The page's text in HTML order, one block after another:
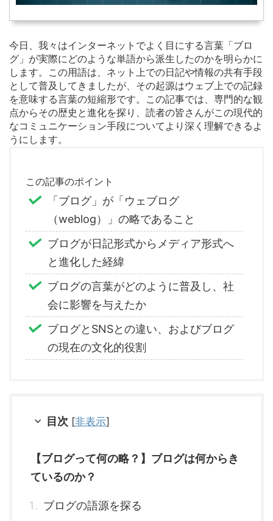
今日、我々はインターネットでよく目にする言葉「ブロ
グ」が実際にどのような単語から派生したのかを明らかに
します。この用語は、ネット上での日記や情報の共有手段
として普及してきましたが、その起源はウェブ上での記録
を意味する言葉の短縮形です。この記事では、専門的な観
点からその歴史と進化を探り、読者の皆さんがこの現代的
なコミュニケーション手段についてより深く理解できるよ
うにします。
この記事のポイント
「ブログ」が「ウェブログ
（weblog）」の略であること
ブログが日記形式からメディア形式へ
と進化した経緯
ブログの言葉がどのように普及し、社
会に影響を与えたか
ブログとSNSとの違い、およびブログ
の現在の文化的役割
目次 [非表示]
【ブログって何の略？】ブログは何からき
ているのか？
ブログの語源を探る